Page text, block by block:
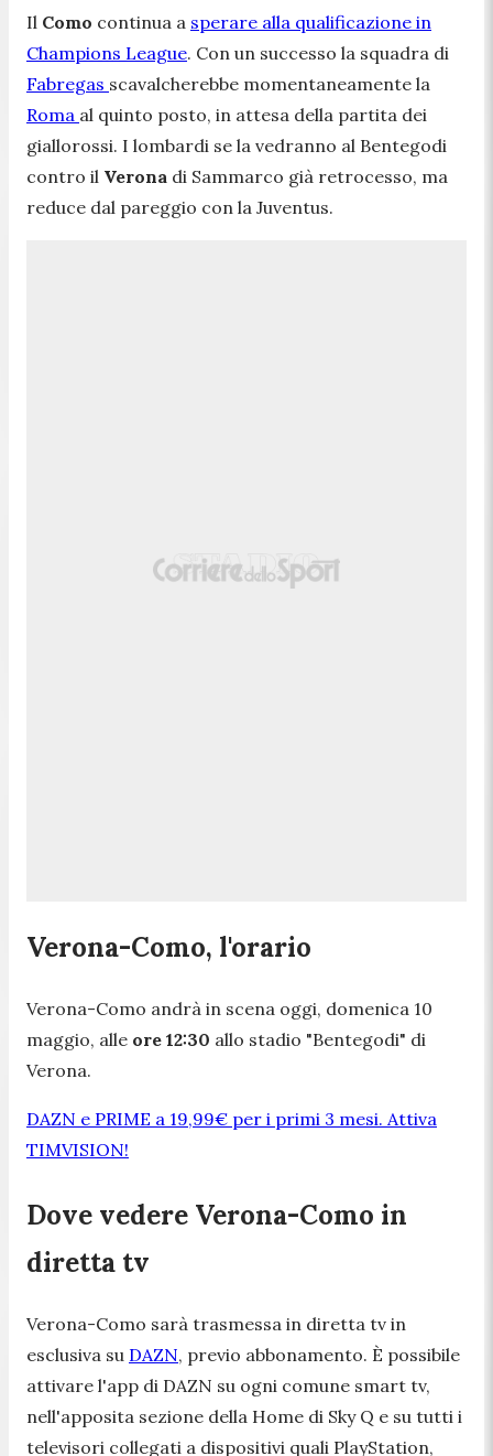
Il Como continua a sperare alla qualificazione in
Champions League. Con un successo la squadra di
Fabregas scavalcherebbe momentaneamente la
Roma al quinto posto, in attesa della partita dei
giallorossi. I lombardi se la vedranno al Bentegodi
contro il Verona di Sammarco già retrocesso, ma
reduce dal pareggio con la Juventus.
Verona-Como, l'orario
Verona-Como andrà in scena oggi, domenica 10
maggio, alle ore 12:30 allo stadio "Bentegodi" di
Verona.
DAZN e PRIME a 19,99€ per i primi 3 mesi. Attiva
TIMVISION!
Dove vedere Verona-Como in
diretta tv
Verona-Como sarà trasmessa in diretta tv in
esclusiva su DAZN, previo abbonamento. È possibile
attivare l'app di DAZN su ogni comune smart tv,
nell'apposita sezione della Home di Sky Q e su tutti i
televisori collegati a dispositivi quali PlayStation,